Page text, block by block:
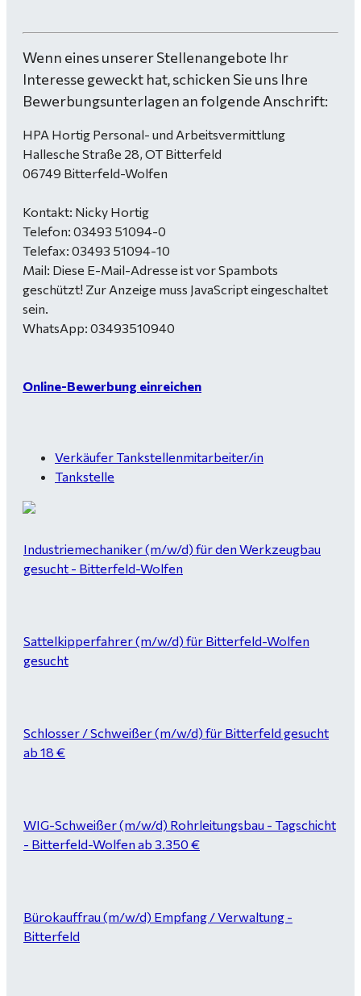
Wenn eines unserer Stellenangebote Ihr
Interesse geweckt hat, schicken Sie uns Ihre
Bewerbungsunterlagen an folgende Anschrift:
HPA Hortig Personal- und Arbeitsvermittlung
Hallesche Straße 28, OT Bitterfeld
06749 Bitterfeld-Wolfen
Kontakt: Nicky Hortig
Telefon: 03493 51094-0
Telefax: 03493 51094-10
Mail: Diese E-Mail-Adresse ist vor Spambots
geschützt! Zur Anzeige muss JavaScript eingeschaltet
sein.
WhatsApp: 03493510940
Online-Bewerbung einreichen
Verkäufer Tankstellenmitarbeiter/in
Tankstelle
Industriemechaniker (m/w/d) für den Werkzeugbau
gesucht - Bitterfeld-Wolfen
Sattelkipperfahrer (m/w/d) für Bitterfeld-Wolfen
gesucht
Schlosser / Schweißer (m/w/d) für Bitterfeld gesucht
ab 18 €
WIG-Schweißer (m/w/d) Rohrleitungsbau - Tagschicht
- Bitterfeld-Wolfen ab 3.350 €
Bürokauffrau (m/w/d) Empfang / Verwaltung -
Bitterfeld